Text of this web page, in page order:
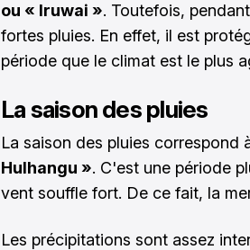
ou « Iruwai ». Toutefois,
fortes pluies. En effet, il est
période que le climat est le plus
La saison des pluies
La saison des pluies correspond
Hulhangu ». C'est une période
vent souffle fort. De ce fait, la
Les précipitations sont assez